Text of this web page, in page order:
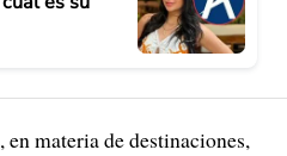
materia de destinaciones,